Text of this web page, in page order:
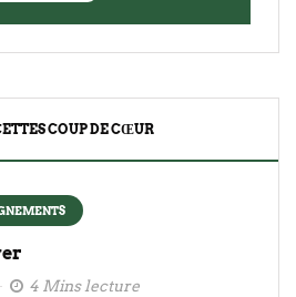
COUP DE CŒUR
4 Mins lecture